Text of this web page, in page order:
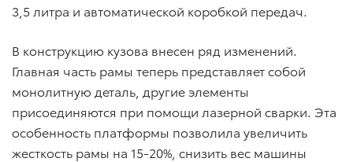
3,5 литра и автоматической коробкой передач.
В конструкцию кузова внесен ряд изменений.
Главная часть рамы теперь представляет собой
монолитную деталь, другие элементы
присоединяются при помощи лазерной сварки. Эта
особенность платформы позволила увеличить
жесткость рамы на 15-20%, снизить вес машины